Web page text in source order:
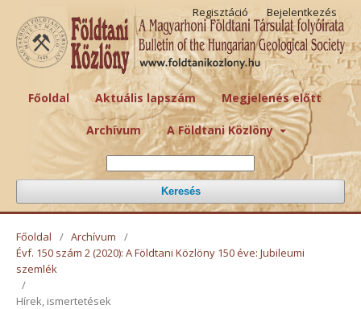
Főoldal Aktuális lapszám Megjelenés előtt
Archívum A Földtani Közlöny
Keresés
Regisztáció Bejelentkezés
Főoldal / Archívum
/
Évf. 150 szám 2 (2020): A Földtani Közlöny 150 éve: Jubileumi
szemlék
/
Hírek, ismertetések